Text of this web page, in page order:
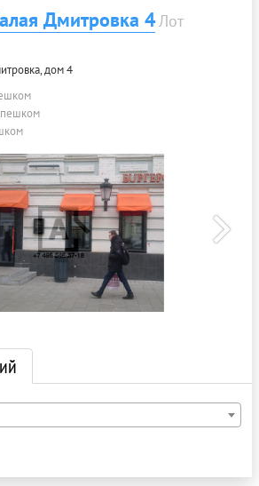
Дмитровка 4Лот
дом 4